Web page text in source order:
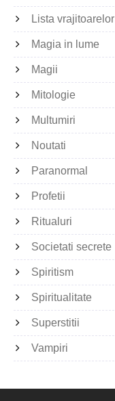
Lista vrajitoarelor
Magia in lume
Magii
Mitologie
Multumiri
Noutati
Paranormal
Profetii
Ritualuri
Societati secrete
Spiritism
Spiritualitate
Superstitii
Vampiri